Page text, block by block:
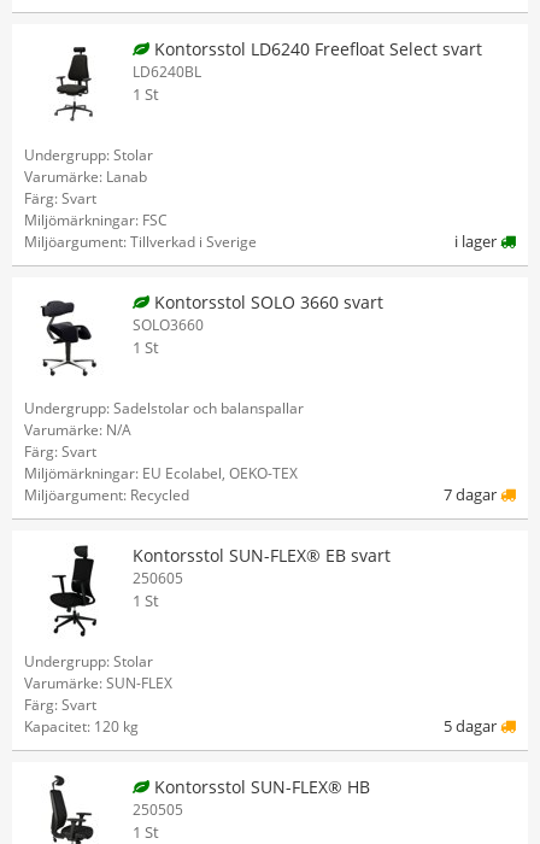
Kontorsstol LD6240 Freefloat Select svart
LD6240BL
1 St
Undergrupp: Stolar
Varumärke: Lanab
Färg: Svart
Miljömärkningar: FSC
Miljöargument: Tillverkad i Sverige
i lager
Kontorsstol SOLO 3660 svart
SOLO3660
1 St
Undergrupp: Sadelstolar och balanspallar
Varumärke: N/A
Färg: Svart
Miljömärkningar: EU Ecolabel, OEKO-TEX
Miljöargument: Recycled
7 dagar
Kontorsstol SUN-FLEX® EB svart
250605
1 St
Undergrupp: Stolar
Varumärke: SUN-FLEX
Färg: Svart
Kapacitet: 120 kg
5 dagar
Kontorsstol SUN-FLEX® HB
250505
1 St